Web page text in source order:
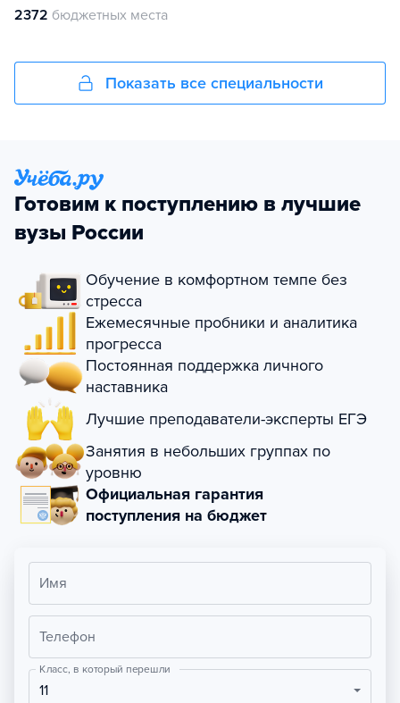
2372 бюджетных места
Показать все специальности
Готовим к поступлению в лучшие
вузы России
Обучение в комфортном темпе без
стресса
Ежемесячные пробники и аналитика
прогресса
Постоянная поддержка личного
наставника
Лучшие преподаватели-эксперты ЕГЭ
Занятия в небольших группах по
уровню
Официальная гарантия
поступления на бюджет
Имя
Телефон
Класс, в который перешли
11